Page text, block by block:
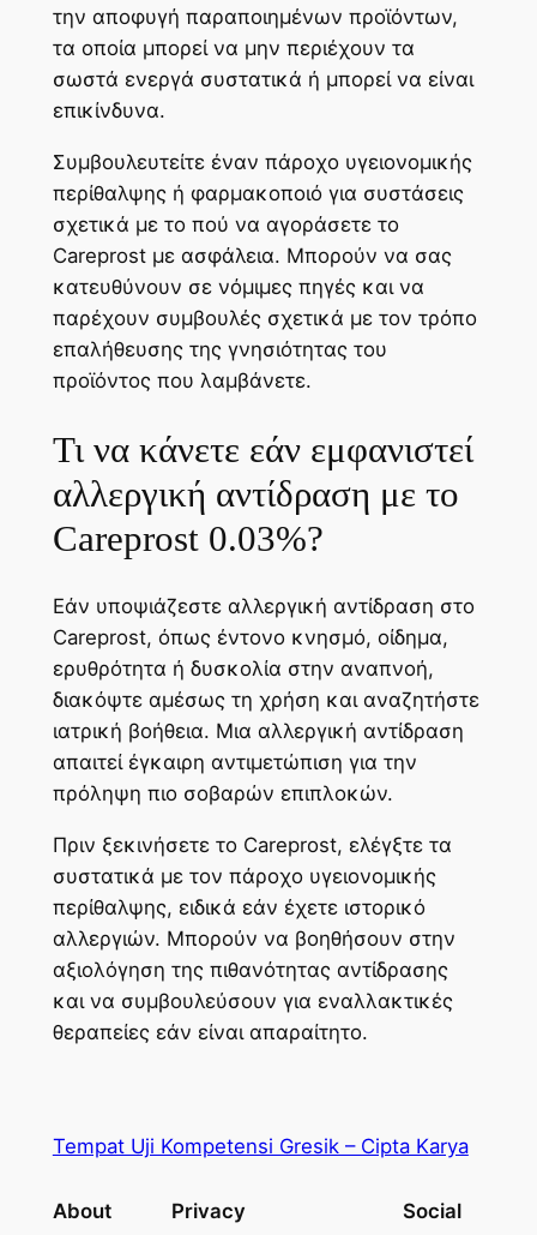
την αποφυγή παραποιημένων προϊόντων,
τα οποία μπορεί να μην περιέχουν τα
σωστά ενεργά συστατικά ή μπορεί να είναι
επικίνδυνα.
Συμβουλευτείτε έναν πάροχο υγειονομικής
περίθαλψης ή φαρμακοποιό για συστάσεις
σχετικά με το πού να αγοράσετε το
Careprost με ασφάλεια. Μπορούν να σας
κατευθύνουν σε νόμιμες πηγές και να
παρέχουν συμβουλές σχετικά με τον τρόπο
επαλήθευσης της γνησιότητας του
προϊόντος που λαμβάνετε.
Τι να κάνετε εάν εμφανιστεί
αλλεργική αντίδραση με το
Careprost 0.03%?
Εάν υποψιάζεστε αλλεργική αντίδραση στο
Careprost, όπως έντονο κνησμό, οίδημα,
ερυθρότητα ή δυσκολία στην αναπνοή,
διακόψτε αμέσως τη χρήση και αναζητήστε
ιατρική βοήθεια. Μια αλλεργική αντίδραση
απαιτεί έγκαιρη αντιμετώπιση για την
πρόληψη πιο σοβαρών επιπλοκών.
Πριν ξεκινήσετε το Careprost, ελέγξτε τα
συστατικά με τον πάροχο υγειονομικής
περίθαλψης, ειδικά εάν έχετε ιστορικό
αλλεργιών. Μπορούν να βοηθήσουν στην
αξιολόγηση της πιθανότητας αντίδρασης
και να συμβουλεύσουν για εναλλακτικές
θεραπείες εάν είναι απαραίτητο.
Tempat Uji Kompetensi Gresik – Cipta Karya
About Privacy Social